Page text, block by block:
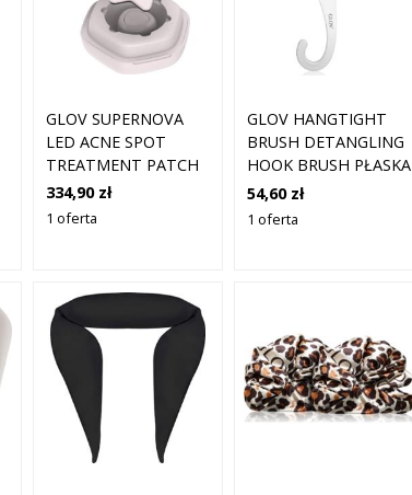
GLOV SUPERNOVA
LED ACNE SPOT
TREATMENT PATCH
URZĄDZENIE DO
LECZENIA TRĄDZIKU
334,90 zł
1 oferta
GLOV HANGTIGHT
BRUSH DETANGLING
HOOK BRUSH PŁASKA
SZCZOTKA DO
WŁOSÓW 1 SZT.
54,60 zł
1 oferta